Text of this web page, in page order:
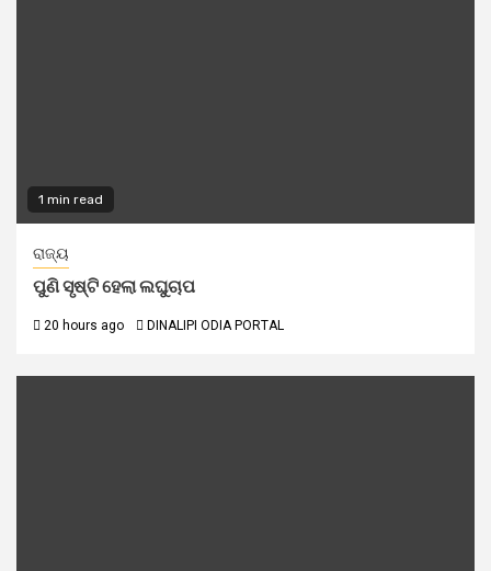
1 min read
ରାଜ୍ୟ
ପୁଣି ସୃଷ୍ଟି ହେଲା ଲଘୁଚାପ
20 hours ago DINALIPI ODIA PORTAL